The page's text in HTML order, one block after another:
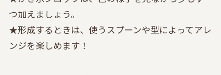
つ加えましょう。
★形成するときは、使うスプーンや型によってアレ
ンジを楽しめます！